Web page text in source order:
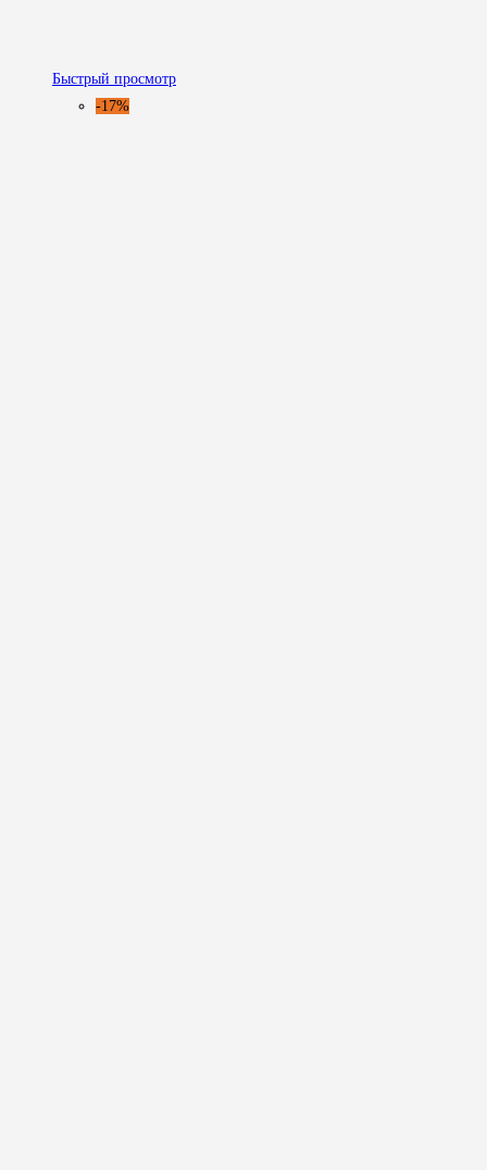
Быстрый просмотр
-17%